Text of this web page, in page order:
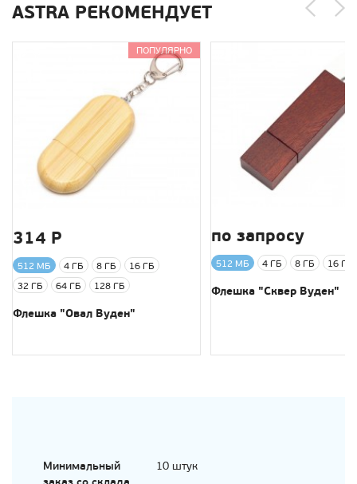
ASTRA РЕКОМЕНДУЕТ
ПОПУЛЯРНО
314 Р
512 МБ 4 ГБ 8 ГБ
16 ГБ
32 ГБ
64 ГБ 128 ГБ
Флешка "Овал Вуден"
по запросу
512 МБ 4 ГБ 8 ГБ 16 ГБ
Флешка "Сквер Вуден"
Минимальный
10 штук